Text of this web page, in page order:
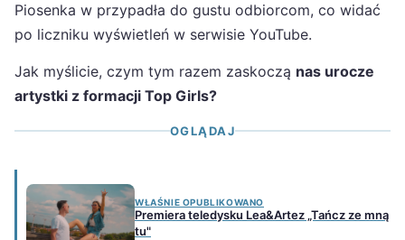
Piosenka w przypadła do gustu odbiorcom, co widać
po liczniku wyświetleń w serwisie YouTube.
Jak myślicie, czym tym razem zaskoczą nas urocze
artystki z formacji Top Girls?
OGLĄDAJ
WŁAŚNIE OPUBLIKOWANO
Premiera teledysku Lea&Artez „Tańcz ze mną
tu"